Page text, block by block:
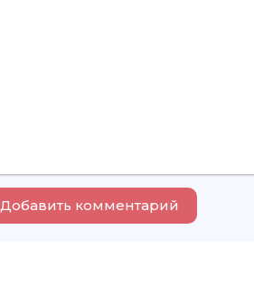
Добавить комментарий